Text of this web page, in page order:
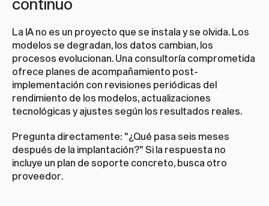
continuo
La IA no es un proyecto que se instala y se olvida. Los
modelos se degradan, los datos cambian, los
procesos evolucionan. Una consultoría comprometida
ofrece planes de acompañamiento post-
implementación con revisiones periódicas del
rendimiento de los modelos, actualizaciones
tecnológicas y ajustes según los resultados reales.
Pregunta directamente: "¿Qué pasa seis meses
después de la implantación?" Si la respuesta no
incluye un plan de soporte concreto, busca otro
proveedor.